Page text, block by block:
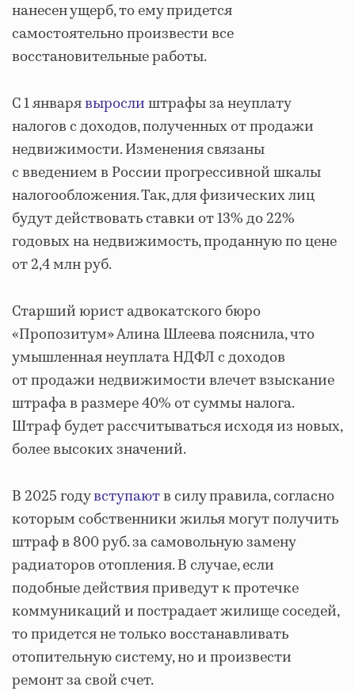
нанесен ущерб, то ему придется
самостоятельно произвести все
восстановительные работы.
С 1 январявырослиштрафы за неуплату
налогов с доходов, полученных от продажи
недвижимости. Изменения связаны
с введением в России прогрессивной шкалы
налогообложения. Так, для физических лиц
будут действовать ставки от 13% до 22%
годовых на недвижимость, проданную по цене
от 2,4 млн руб.
Старший юрист адвокатского бюро
«Пропозитум» Алина Шлеева пояснила, что
умышленная неуплата НДФЛ с доходов
от продажи недвижимости влечет взыскание
штрафа в размере 40% от суммы налога.
Штраф будет рассчитываться исходя из новых,
более высоких значений.
В 2025 годувступаютв силу правила, согласно
которым собственники жилья могут получить
штраф в 800 руб. за самовольную замену
радиаторов отопления. В случае, если
подобные действия приведут к протечке
коммуникаций и пострадает жилище соседей,
то придется не только восстанавливать
отопительную систему, но и произвести
ремонт за свой счет.